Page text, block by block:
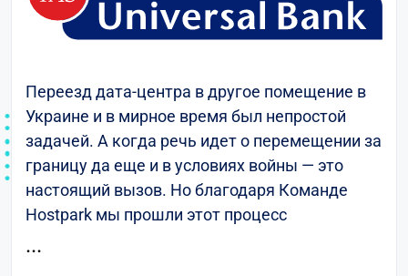
Переезд дата-центра в другое помещение в
Украине и в мирное время был непростой
задачей. А когда речь идет о перемещении за
границу да еще и в условиях войны — это
настоящий вызов. Но благодаря Команде
Hostpark мы прошли этот процесс
...